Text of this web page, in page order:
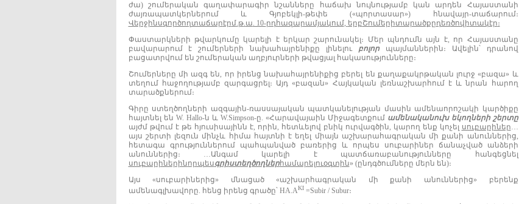
ժա) շումերական գաղափարագիր նշանները հաճախ նույնությամբ կան արդեն Հայաստանի
ժայռապատկերներում և Գյոբեկլի‐թեփե («պորտասար») հնավայր‐տաճարում։
Վերջինսգործողտաճար էրմ.թ.ա. 10‐րդհազարամյակում, երբՇումերիտարածքըդեռծովիտակ էր։
Փաստարկների թվարկումը կարելի է երկար շարունակել։ Մեր պնդումն այն է, որ Հայաստանը
բավարարում է շումերների նախահայրենիքը լինելու բոլորպայմաններին։ Ավելին՝ դրանով
բացատրվում են շումերական աղբյուրների թվացյալ հակասությունները։
Շումերները մի ազգ են, որ իրենց նախահայրենիքից բերել են քաղաքակրթական լուրջ «բազա» և
տեղում հաջողությամբ զարգացրել։ Այդ «բազան» Հայկական լեռնաշխարհում է և նրան հարող
տարածքներում։
Գիրը ստեղծողների ազգային‐ռասսայական պատկանելության մասին ամենաորոշակի կարծիքը
հայտնել են W. Hallo‐ն և W.Simpson‐ը. «Հարավայաին Միջագետքում ամենականուխ եկողների շերտը
այժմ թվում է թե հյուսիսայինն է, որին, հետևելով բնիկ ուրվագծին, կարող ենք կոչել սուբարիներ…
այս շերտի լեզուն մինչև հիմա հայտնի է եղել միայն աշխարահագրական մի քանի անուններից,
հետագա գրություններում պահպանված բառերից և որպես սուբարիներ ճանաչված անձերի
անուններից։ …Անգամ կարելի է պատճառաբանությունները հանգեցնել
սուբարիներինորպեսգրիստեղծողներհամարելուօգտին» (ընդգծումները մերն են)։
Այս «սուբարիներից» մնացած «աշխարհագրական մի քանի անուններից» բերենք
ամենագլխավորը. հենց իրենց գրածը՝ HA.AKI =Subir / Subur։